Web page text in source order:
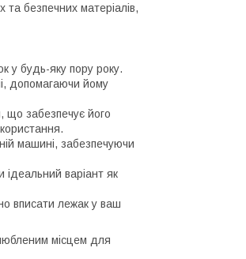
безпечних матеріалів,
у будь-яку пору року.
допомагаючи йому
що забезпечує його
машині, забезпечуючи
варіант як
вписати лежак у ваш
місцем для